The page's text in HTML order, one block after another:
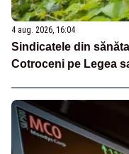
4 aug. 2026, 16:04
Sindicatele din
Cotroceni pe Legea